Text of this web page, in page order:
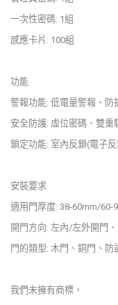
一次性密碼: 1組
感應卡片: 100組
功能
警報功能: 低電量警報、防
安全防護: 虛位密碼、雙重
鎖定功能: 室內反鎖(電子
安裝要求
適用門厚度: 38-60mm/60-
開門方向: 左內/左外開門
門的類型: 木門、銅門、防
我們未擁有商標，